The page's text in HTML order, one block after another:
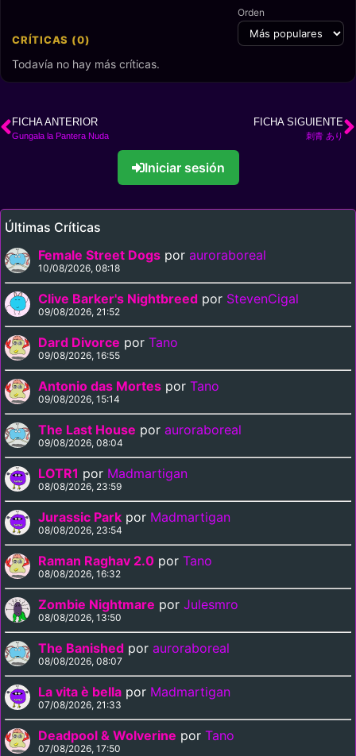
CRÍTICAS (0)
Orden
Todavía no hay más críticas.
FICHA ANTERIOR
Gungala la Pantera Nuda
FICHA SIGUIENTE
刺青 あり
Iniciar sesión
Últimas Críticas
Female Street Dogs por auroraboreal
10/08/2026, 08:18
Clive Barker's Nightbreed por StevenCigal
09/08/2026, 21:52
Dard Divorce por Tano
09/08/2026, 16:55
Antonio das Mortes por Tano
09/08/2026, 15:14
The Last House por auroraboreal
09/08/2026, 08:04
LOTR1 por Madmartigan
08/08/2026, 23:59
Jurassic Park por Madmartigan
08/08/2026, 23:54
Raman Raghav 2.0 por Tano
08/08/2026, 16:32
Zombie Nightmare por Julesmro
08/08/2026, 13:50
The Banished por auroraboreal
08/08/2026, 08:07
La vita è bella por Madmartigan
07/08/2026, 21:33
Deadpool & Wolverine por Tano
07/08/2026, 17:50